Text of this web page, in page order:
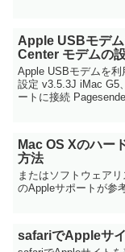
Apple USBモデ
Center モデムの
Apple USBモデムを
設定 v3.5.3J iMac G5
ートに接続
Mac OS Xのハー
方法
またはソフトウェア
のAppleサポートが参
safariでAppleサ